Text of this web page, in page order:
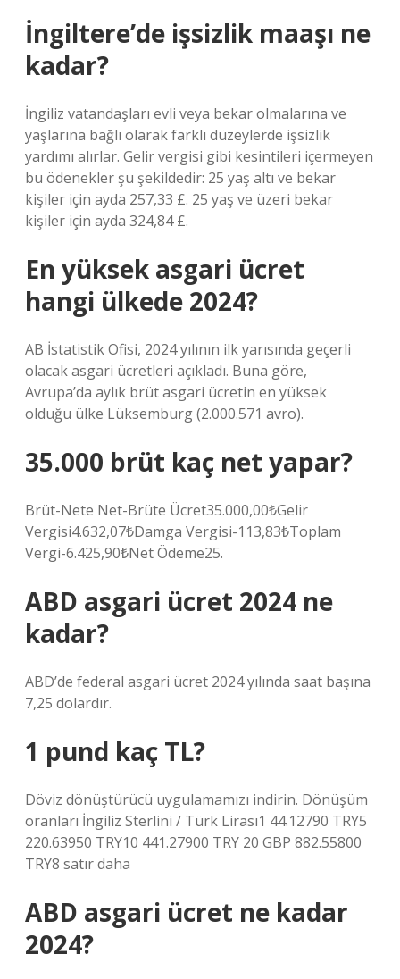
İngiltere’de işsizlik maaşı ne
kadar?
İngiliz vatandaşları evli veya bekar olmalarına ve
yaşlarına bağlı olarak farklı düzeylerde işsizlik
yardımı alırlar. Gelir vergisi gibi kesintileri içermeyen
bu ödenekler şu şekildedir: 25 yaş altı ve bekar
kişiler için ayda 257,33 £. 25 yaş ve üzeri bekar
kişiler için ayda 324,84 £.
En yüksek asgari ücret
hangi ülkede 2024?
AB İstatistik Ofisi, 2024 yılının ilk yarısında geçerli
olacak asgari ücretleri açıkladı. Buna göre,
Avrupa’da aylık brüt asgari ücretin en yüksek
olduğu ülke Lüksemburg (2.000.571 avro).
35.000 brüt kaç net yapar?
Brüt-Nete Net-Brüte Ücret35.000,00₺Gelir
Vergisi4.632,07₺Damga Vergisi-113,83₺Toplam
Vergi-6.425,90₺Net Ödeme25.
ABD asgari ücret 2024 ne
kadar?
ABD’de federal asgari ücret 2024 yılında saat başına
7,25 dolardır.
1 pund kaç TL?
Döviz dönüştürücü uygulamamızı indirin. Dönüşüm
oranları İngiliz Sterlini / Türk Lirası1 44.12790 TRY5
220.63950 TRY10 441.27900 TRY 20 GBP 882.55800
TRY8 satır daha
ABD asgari ücret ne kadar
2024?